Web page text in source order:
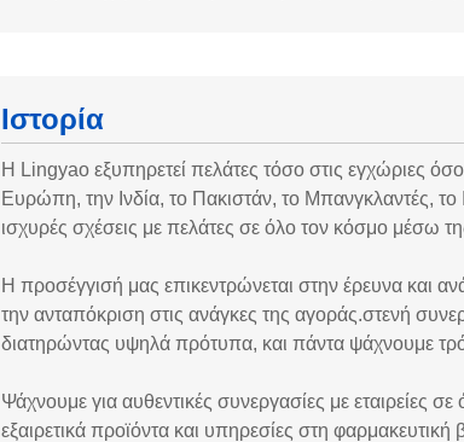
Ιστορία
Η Lingyao εξυπηρετεί πελάτες τόσο στις εγχώριες
Ευρώπη, την Ινδία, το Πακιστάν, το Μπανγκλαντές, το
ισχυρές σχέσεις με πελάτες σε όλο τον κόσμο μέσω
Η προσέγγισή μας επικεντρώνεται στην έρευνα και
την ανταπόκριση στις ανάγκες της αγοράς.στενή
διατηρώντας υψηλά πρότυπα, και πάντα ψάχνουμε
Ψάχνουμε για αυθεντικές συνεργασίες με εταιρείες
εξαιρετικά προϊόντα και υπηρεσίες στη φαρμακευτική